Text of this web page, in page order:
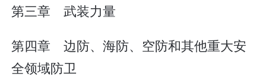
第三章 武装力量
第四章 边防、海防、空防和其他重大安
全领域防卫